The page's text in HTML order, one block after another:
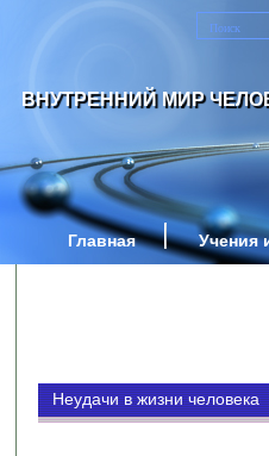
ВНУТРЕННИЙ МИР
Главная Учения
Неудачи в жизни человека